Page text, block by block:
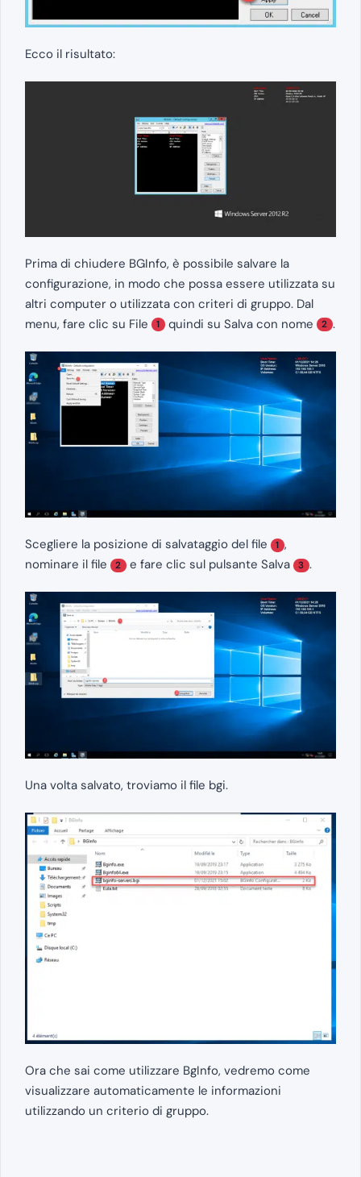
Ecco il risultato:
Prima di chiudere BGInfo, è possibile salvare la
configurazione, in modo che possa essere utilizzata su
altri computer o utilizzata con criteri di gruppo. Dal
menu, fare clic su File
1 quindi su Salva con nome 2 .
Scegliere la posizione di salvataggio del file 1 ,
nominare il file
2 e fare clic sul pulsante Salva 3 .
Una volta salvato, troviamo il file bgi.
Ora che sai come utilizzare BgInfo, vedremo come
visualizzare automaticamente le informazioni
utilizzando un criterio di gruppo.